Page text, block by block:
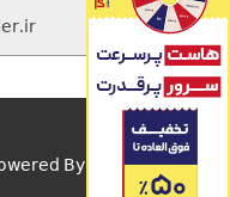
By اسکریپت.com